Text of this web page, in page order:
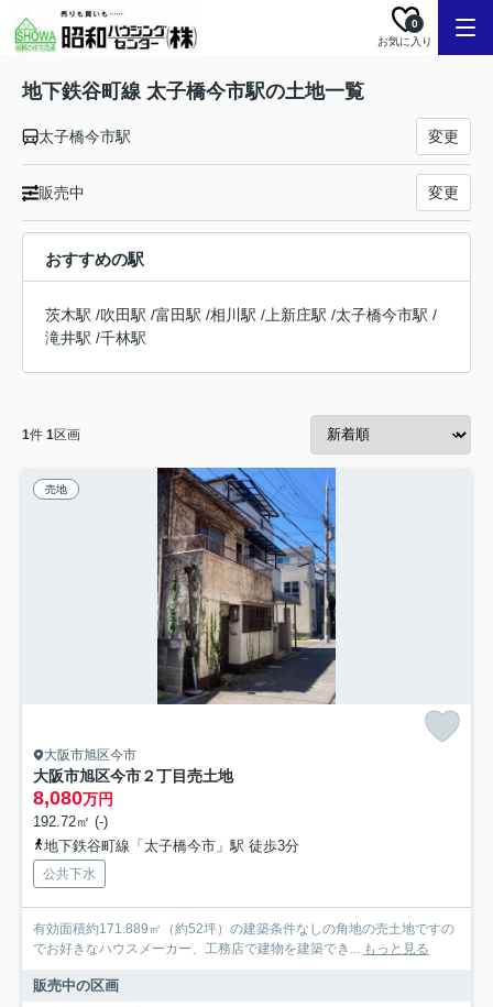
お気に入り
0
地下鉄谷町線 太子橋今市駅の土地一覧
太子橋今市駅 変更
販売中 変更
おすすめの駅
茨木駅 /吹田駅 /富田駅 /相川駅 / 上新庄駅 /太子橋今市駅 /
滝井駅 /千林駅
1件 1区画
売地
大阪市旭区今市
大阪市旭区今市２丁目売土地
8,080万円
192.72㎡ (-)
地下鉄谷町線「太子橋今市」駅 徒歩3分
公共下水
有効面積約171.889㎡（約52坪）の建築条件なしの角地の売土地ですの
でお好きなハウスメーカー、工務店で建物を建築でき... もっと見る
販売中の区画